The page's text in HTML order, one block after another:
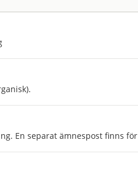
En separat ämnespost finns för